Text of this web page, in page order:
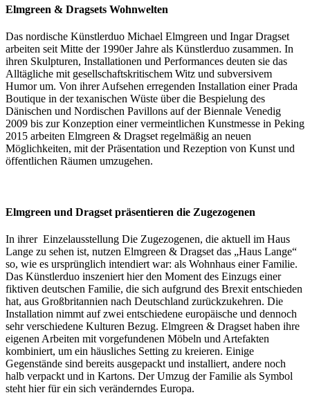
Elmgreen & Dragsets Wohnwelten
Das nordische Künstlerduo Michael Elmgreen und Ingar Dragset
arbeiten seit Mitte der 1990er Jahre als Künstlerduo zusammen. In
ihren Skulpturen, Installationen und Performances deuten sie das
Alltägliche mit gesellschaftskritischem Witz und subversivem
Humor um. Von ihrer Aufsehen erregenden Installation einer Prada
Boutique in der texanischen Wüste über die Bespielung des
Dänischen und Nordischen Pavillons auf der Biennale Venedig
2009 bis zur Konzeption einer vermeintlichen Kunstmesse in Peking
2015 arbeiten Elmgreen & Dragset regelmäßig an neuen
Möglichkeiten, mit der Präsentation und Rezeption von Kunst und
öffentlichen Räumen umzugehen.
Elmgreen und Dragset präsentieren die Zugezogenen
In ihrer Einzelausstellung Die Zugezogenen, die aktuell im Haus
Lange zu sehen ist, nutzen Elmgreen & Dragset das „Haus Lange“
so, wie es ursprünglich intendiert war: als Wohnhaus einer Familie.
Das Künstlerduo inszeniert hier den Moment des Einzugs einer
fiktiven deutschen Familie, die sich aufgrund des Brexit entschieden
hat, aus Großbritannien nach Deutschland zurückzukehren. Die
Installation nimmt auf zwei entschiedene europäische und dennoch
sehr verschiedene Kulturen Bezug. Elmgreen & Dragset haben ihre
eigenen Arbeiten mit vorgefundenen Möbeln und Artefakten
kombiniert, um ein häusliches Setting zu kreieren. Einige
Gegenstände sind bereits ausgepackt und installiert, andere noch
halb verpackt und in Kartons. Der Umzug der Familie als Symbol
steht hier für ein sich veränderndes Europa.